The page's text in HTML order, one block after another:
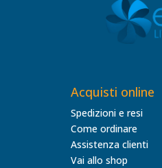
Acquisti online
Spedizioni e resi
Come ordinare
Assistenza clienti
Vai allo shop